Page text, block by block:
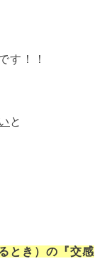
す！！
と
とき）の『交感